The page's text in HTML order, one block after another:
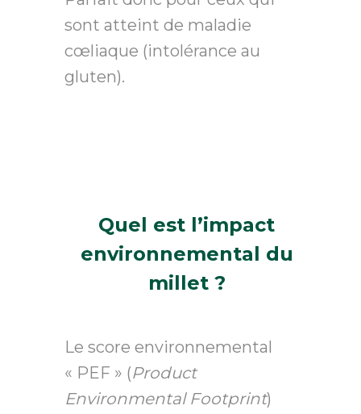
sont atteint de maladie
cœliaque (intolérance au
gluten).
Quel est l’impact
environnemental du
millet ?
Le score environnemental
« PEF » (Product
Environmental Footprint)